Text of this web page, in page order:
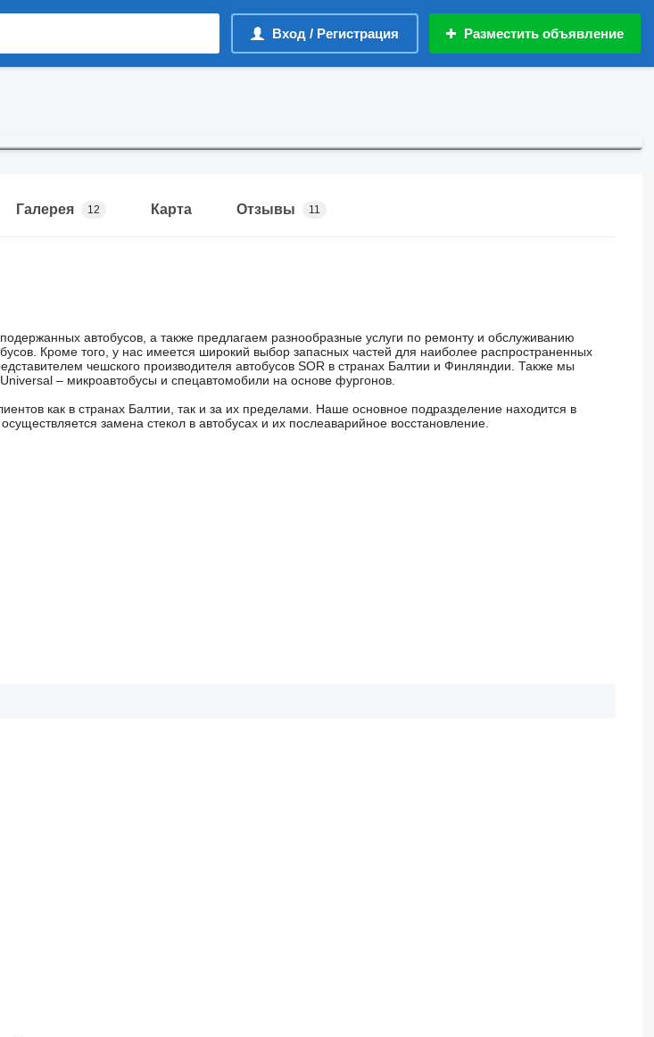
Вход / Регистрация Разместить объявление
Галерея 12 Карта Отзывы 11
автобусов, а также предлагаем разнообразные услуги по ремонту и обслуживанию
Кроме того, у нас имеется широкий выбор запасных частей для наиболее распространенных
чешского производителя автобусов SOR в странах Балтии и Финляндии. Также мы
– микроавтобусы и спецавтомобили на основе фургонов.
как в странах Балтии, так и за их пределами. Наше основное подразделение находится в
замена стекол в автобусах и их послеаварийное восстановление.